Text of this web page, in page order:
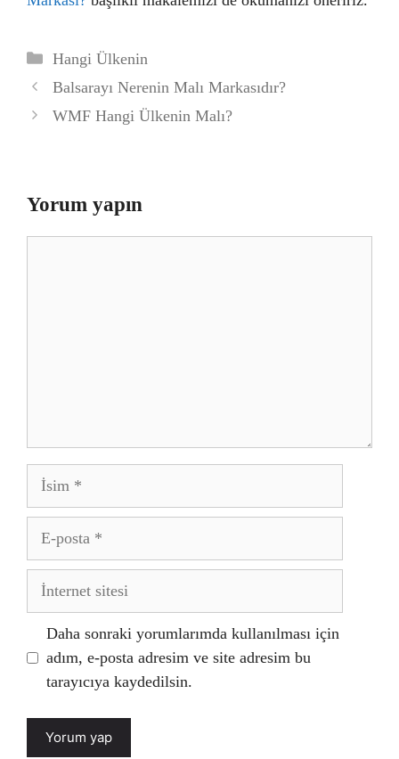
Kategoriler
Hangi Ülkenin
Balsarayı Nerenin Malı Markasıdır?
WMF Hangi Ülkenin Malı?
Yorum yapın
İsim
posta
İnternet
Daha sonraki yorumlarımda kullanılması için
adım, e-posta adresim ve site adresim bu
tarayıcıya kaydedilsin.